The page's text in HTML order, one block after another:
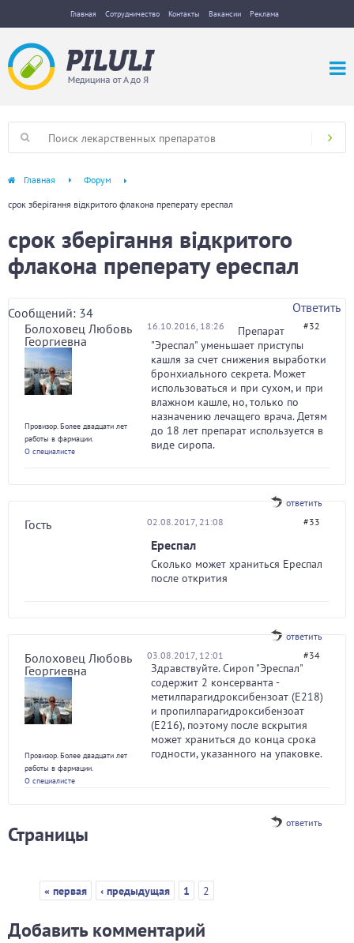
Главная Сотрудничество Контакты Вакансии Реклама
Главная Форум
срок зберігання відкритого флакона преперату ереспал
срок зберігання відкритого
флакона преперату ереспал
Сообщений: 34
Ответить
Болоховец Любовь
Георгиевна
Провизор. Более двадцати лет
работы в фармации.
О специалисте
16.10.2016, 18:26 #32
Препарат
"Эреспал" уменьшает приступы
кашля за счет снижения выработки
бронхиального секрета. Может
использоваться и при сухом, и при
влажном кашле, но, только по
назначению лечащего врача. Детям
до 18 лет препарат используется в
виде сиропа.
ответить
Гость 02.08.2017, 21:08 #33
Ереспал
Сколько может храниться Ереспал
после открития
ответить
Болоховец Любовь
Георгиевна
Провизор. Более двадцати лет
работы в фармации.
О специалисте
03.08.2017, 12:01 #34
Здравствуйте. Сироп "Эреспал"
содержит 2 консерванта -
метилпарагидроксибензоат (Е218)
и пропилпарагидроксибензоат
(Е216), поэтому после вскрытия
может храниться до конца срока
годности, указанного на упаковке.
ответить
Страницы
« первая ‹ предыдущая 1 2
Добавить комментарий